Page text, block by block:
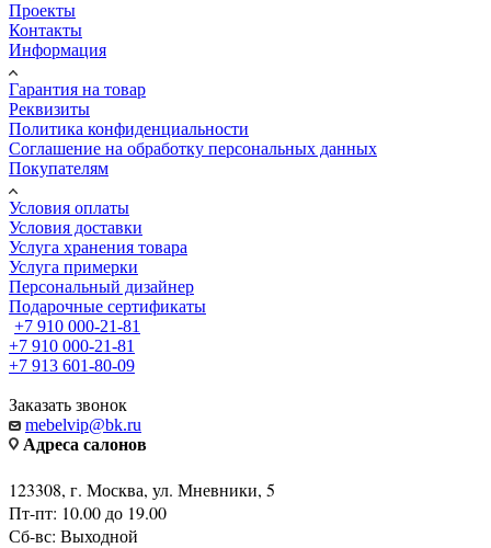
Проекты
Контакты
Информация
Гарантия на товар
Реквизиты
Политика конфиденциальности
Соглашение на обработку персональных данных
Покупателям
Условия оплаты
Условия доставки
Услуга хранения товара
Услуга примерки
Персональный дизайнер
Подарочные сертификаты
+7 910 000-21-81
+7 910 000-21-81
+7 913 601-80-09
Заказать звонок
mebelvip@bk.ru
Адреса салонов
123308, г. Москва, ул. Мневники, 5
Пт-пт: 10.00 до 19.00
Сб-вс: Выходной